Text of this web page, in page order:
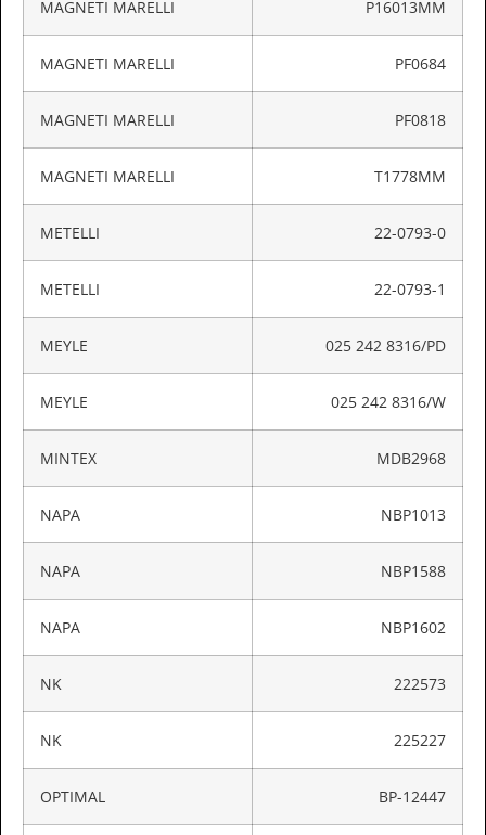
MAGNETI MARELLI P16013MM
MAGNETI MARELLI PF0684
MAGNETI MARELLI PF0818
MAGNETI MARELLI T1778MM
METELLI 22-0793-0
METELLI 22-0793-1
MEYLE 025 242 8316/PD
MEYLE 025 242 8316/W
MINTEX MDB2968
NAPA NBP1013
NAPA NBP1588
NAPA NBP1602
NK 222573
NK 225227
OPTIMAL BP-12447